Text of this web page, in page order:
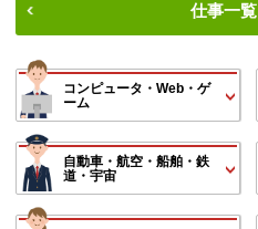
仕事一
コンピュータ・Web・ゲ
ーム
自動車・航空・船舶・鉄
道・宇宙